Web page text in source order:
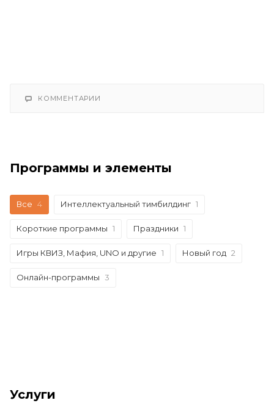
КОММЕНТАРИИ
Программы и элементы
Все 4 Интеллектуальный тимбилдинг 1
Короткие программы 1 Праздники 1
Игры КВИЗ, Мафия, UNO и другие 1 Новый год 2
Онлайн-программы 3
Услуги